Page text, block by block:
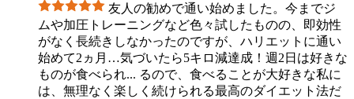
友人の勧めで通い始めました。今までジ
ムや加圧トレーニングなど色々試したものの、即効性
がなく長続きしなかったのですが、ハリエットに通い
始めて2ヵ月…気づいたら5キロ減達成！週2日は好きな
ものが食べられ... るので、食べることが大好きな私に
は、無理なく楽しく続けられる最高のダイエット法だ